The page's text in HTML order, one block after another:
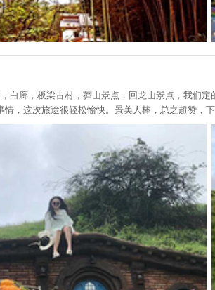
廊，板梁古村，莽山景点，回龙山景点，我们
这次旅途很轻松愉快。景美人棒，总之超赞，下